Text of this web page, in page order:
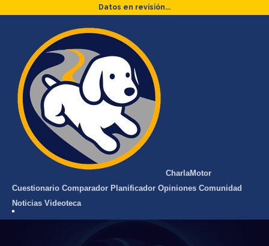
Datos en revisión...
CharlaMotor
Cuestionario Comparador Planificador Opiniones Comunidad
Noticias Videoteca